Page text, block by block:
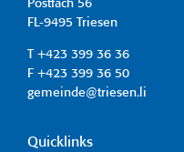
Postfach 56
FL-9495 Triesen
T +423 399 36 36
F +423 399 36 50
gemeinde@triesen.li
Quicklinks